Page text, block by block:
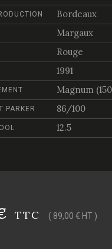
Bordeaux
Margaux
Rouge
1991
Magnum
PARKER 86/100
12.5
TTC ( 89,00 € HT )